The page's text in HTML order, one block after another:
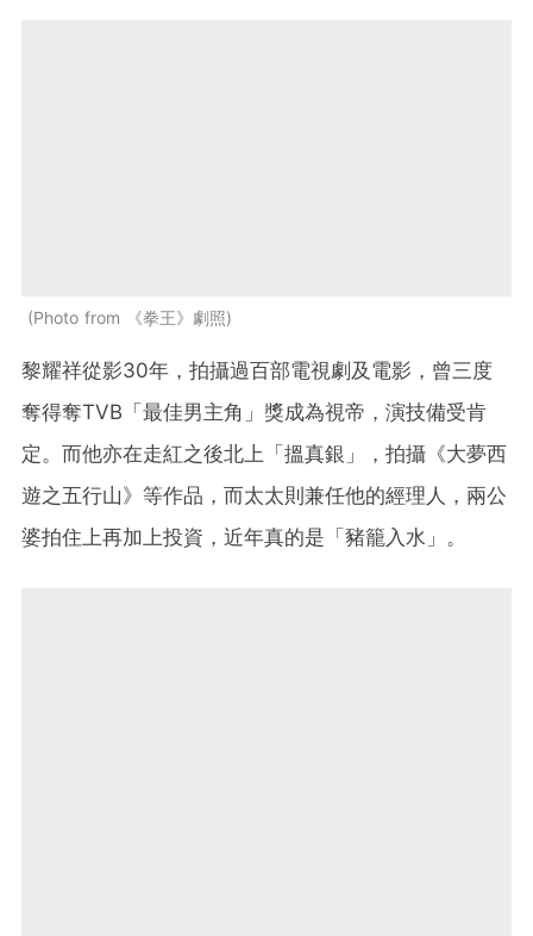
Photo from 《拳王》劇照
黎耀祥從影30年，拍攝過百部電視劇及電影，曾三度
奪得奪TVB「最佳男主角」獎成為視帝，演技備受肯
定。而他亦在走紅之後北上「搵真銀」，拍攝《大夢西
遊之五行山》等作品，而太太則兼任他的經理人，兩公
婆拍住上再加上投資，近年真的是「豬籠入水」。